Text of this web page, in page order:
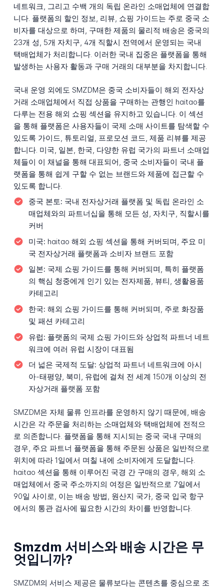
네트워크, 그리고 수백 개의 독립 온라인 소매업체에 연결합
니다. 플랫폼의 할인 정보, 리뷰, 쇼핑 가이드는 주로 중국 소
비자를 대상으로 하며, 구매한 제품의 물리적 배송은 중국의
23개 성, 5개 자치구, 4개 직할시 전역에서 운영되는 국내
택배업체가 처리합니다. 이러한 국내 집중은 플랫폼을 통해
발생하는 사용자 활동과 구매 거래의 대부분을 차지합니다.
국내 운영 외에도 SMZDM은 중국 소비자들이 해외 전자상
거래 소매업체에서 직접 상품을 구매하는 관행인 haitao를
다루는 전용 해외 쇼핑 섹션을 유지하고 있습니다. 이 섹션
을 통해 플랫폼은 사용자들이 국제 소매 사이트를 탐색할 수
있도록 가이드, 튜토리얼, 프로모션 코드, 제품 리뷰를 제공
합니다. 미국, 일본, 한국, 다양한 유럽 국가의 파트너 소매업
체들이 이 채널을 통해 대표되어, 중국 소비자들이 국내 플
랫폼을 통해 쉽게 구할 수 없는 브랜드와 제품에 접근할 수
있도록 합니다.
중국 본토: 국내 전자상거래 플랫폼 및 독립 온라인 소
매업체와의 파트너십을 통해 모든 성, 자치구, 직할시를
커버
미국: haitao 해외 쇼핑 섹션을 통해 커버되며, 주요 미
국 전자상거래 플랫폼과 소비자 브랜드 포함
일본: 국제 쇼핑 가이드를 통해 커버되며, 특히 플랫폼
의 핵심 청중에게 인기 있는 전자제품, 뷰티, 생활용품
카테고리
한국: 해외 쇼핑 가이드를 통해 커버되며, 주로 화장품
및 패션 카테고리
유럽: 플랫폼의 국제 쇼핑 가이드와 상업적 파트너 네트
워크에 여러 유럽 시장이 대표됨
더 넓은 국제적 도달: 상업적 파트너 네트워크에 아시
아-태평양, 북미, 유럽에 걸쳐 전 세계 150개 이상의 전
자상거래 플랫폼 포함
SMZDM은 자체 물류 인프라를 운영하지 않기 때문에, 배송
시간은 각 주문을 처리하는 소매업체와 택배업체에 전적으
로 의존합니다. 플랫폼을 통해 지시되는 중국 국내 구매의
경우, 주요 파트너 플랫폼을 통해 주문된 상품은 일반적으로
위치에 따라 1일에서 며칠 내에 소비자에게 도달합니다.
haitao 섹션을 통해 이루어진 국경 간 구매의 경우, 해외 소
매업체에서 중국 주소까지의 여정은 일반적으로 7일에서
90일 사이로, 이는 배송 방법, 원산지 국가, 중국 입국 항구
에서의 통관 검사에 필요한 시간의 차이를 반영합니다.
Smzdm 서비스와 배송 시간은 무
엇입니까?
SMZDM의 서비스 제공은 물류보다는 콘텐츠를 중심으로 조